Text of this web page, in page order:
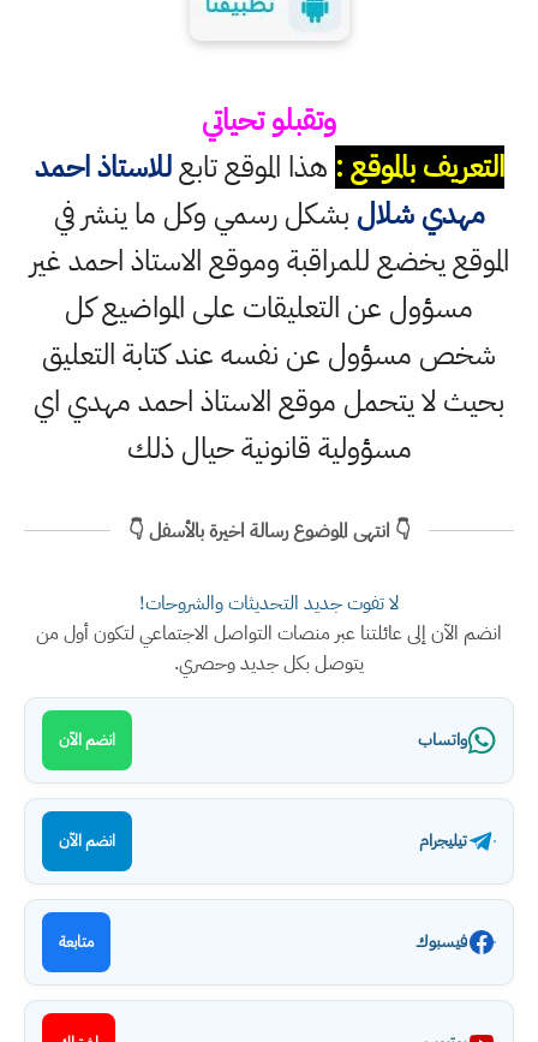
وتقبلو تحياتي
التعريف بالموقع : هذا الموقع تابعللاستاذ احمد
مهدي شلال بشكل رسمي وكل ما ينشر في
الموقع يخضع للمراقبة وموقع الاستاذ احمد غير
مسؤول عن التعليقات على المواضيع كل
شخص مسؤول عن نفسه عند كتابة التعليق
بحيث لا يتحمل موقع الاستاذ احمد مهدي اي
مسؤولية قانونية حيال ذلك
👇 انتهى الموضوع رسالة اخيرة بالأسفل 👇
لا تفوت جديد التحديثات والشروحات!
انضم الآن إلى عائلتنا عبر منصات التواصل الاجتماعي لتكون أول من
يتوصل بكل جديد وحصري.
واتساب انضم الآن
تيليجرام انضم الآن
فيسبوك متابعة